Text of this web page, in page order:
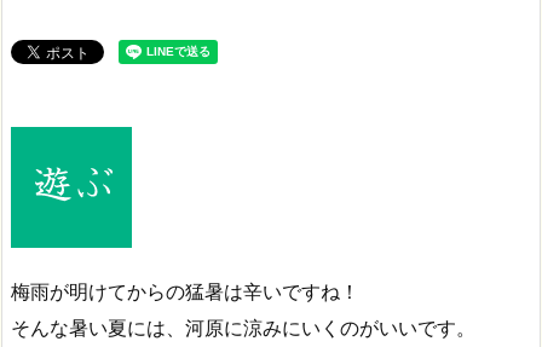
梅雨が明けてからの猛暑は辛いですね！
そんな暑い夏には、河原に涼みにいくのがいいです。